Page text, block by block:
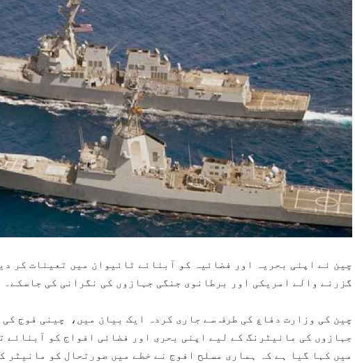
چین نے اپنی بحریہ اور فضائیہ کو آبنائے تائیوان میں تعینات کر
گزرنے والے امریکی اور برطانوی جنگی جہازوں کی نگرانی کی جاسکے۔
چین کی وزارت دفاع کی طرف سے جاری کردہ ایک بیان میں، چینی فوج
جہازوں کی مانیٹرنگ کے لیے اپنی بحری اور فضائی افواج کو آبنائے
میں کہا گيا ہے کہ ہماری مسلح افوج نے خطے میں صورتحال کو مانیٹر